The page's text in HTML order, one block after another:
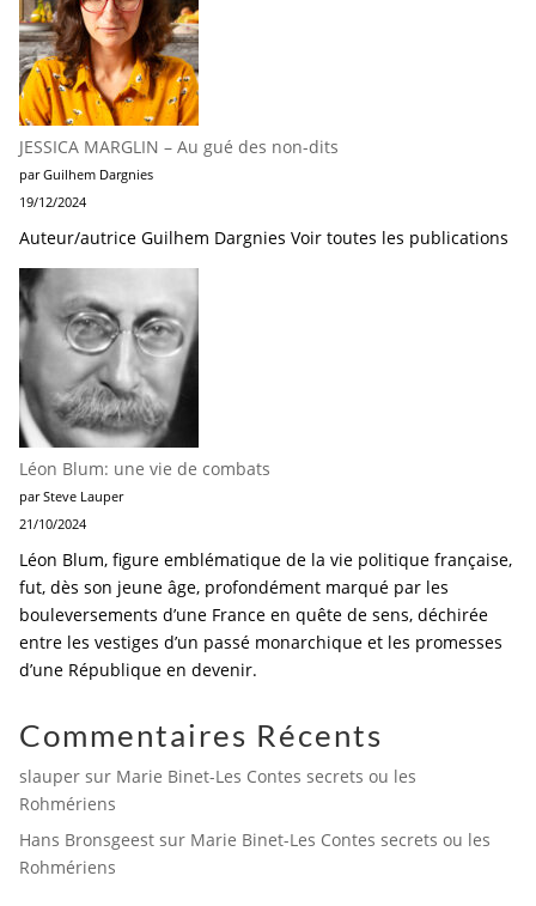
JESSICA MARGLIN – Au gué des non-dits
par Guilhem Dargnies
19/12/2024
Auteur/autrice Guilhem Dargnies Voir toutes les publications
Léon Blum: une vie de combats
par Steve Lauper
21/10/2024
Léon Blum, figure emblématique de la vie politique française,
fut, dès son jeune âge, profondément marqué par les
bouleversements d’une France en quête de sens, déchirée
entre les vestiges d’un passé monarchique et les promesses
d’une République en devenir.
Commentaires Récents
slauper sur Marie Binet-Les Contes secrets ou les
Rohmériens
Hans Bronsgeest sur Marie Binet-Les Contes secrets ou les
Rohmériens